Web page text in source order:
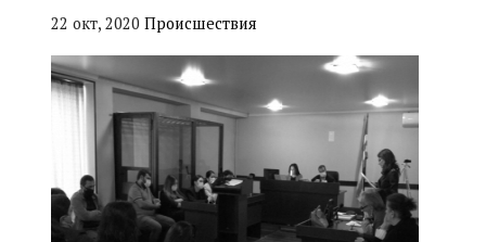
22 окт, 2020 Происшествия